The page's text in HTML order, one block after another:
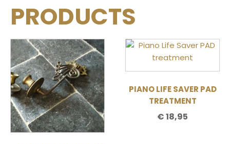
PRODUCTS
PIANO LIFE SAVER PAD
TREATMENT
€18,95